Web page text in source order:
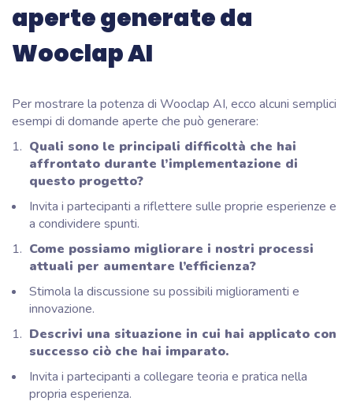
aperte generate da
Wooclap AI
Per mostrare la potenza di Wooclap AI, ecco alcuni semplici
esempi di domande aperte che può generare:
Quali sono le principali difficoltà che hai
affrontato durante l’implementazione di
questo progetto?
Invita i partecipanti a riflettere sulle proprie esperienze e
a condividere spunti.
Come possiamo migliorare i nostri processi
attuali per aumentare l’efficienza?
Stimola la discussione su possibili miglioramenti e
innovazione.
Descrivi una situazione in cui hai applicato con
successo ciò che hai imparato.
Invita i partecipanti a collegare teoria e pratica nella
propria esperienza.